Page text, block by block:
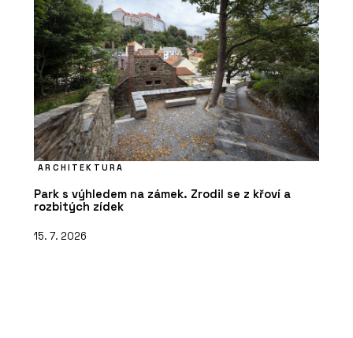
ARCHITEKTURA
Park s výhledem na zámek. Zrodil se z křoví a
rozbitých zídek
15. 7. 2026